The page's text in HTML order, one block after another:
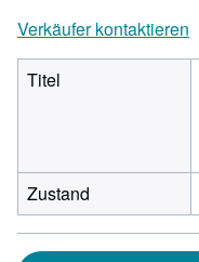
Verkäufer kontaktieren
Titel
Zustand